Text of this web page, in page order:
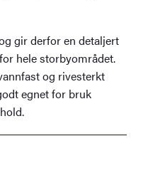
gir derfor en detaljert
hele storbyområdet.
og rivesterkt
egnet for bruk